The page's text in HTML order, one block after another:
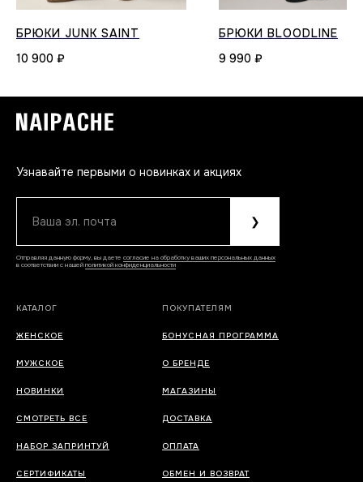
БРЮКИ JUNK SAINT
10 900 ₽
БРЮКИ BLOODLINE
9 990 ₽
Узнавайте первыми о новинках и акциях
Ваша эл. почта ❯
Отправляя данную форму, вы даете согласие на обработку ваших персональных данных
в соответствии с нашей политикой конфиденциальности
КАТАЛОГ
ЖЕНСКОЕ
МУЖСКОЕ
НОВИНКИ
СМОТРЕТЬ ВСЕ
НАБОР ЗАПРИНТУЙ
СЕРТИФИКАТЫ
ПОКУПАТЕЛЯМ
БОНУСНАЯ ПРОГРАММА
О БРЕНДЕ
МАГАЗИНЫ
ДОСТАВКА
ОПЛАТА
ОБМЕН И ВОЗВРАТ